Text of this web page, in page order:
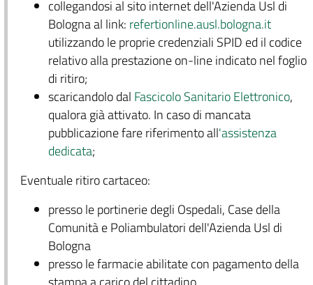
collegandosi al sito internet dell'Azienda Usl di
Bologna al link: refertionline.ausl.bologna.it
utilizzando le proprie credenziali SPID ed il codice
relativo alla prestazione on-line indicato nel foglio
di ritiro;
scaricandolo dal Fascicolo Sanitario Elettronico,
qualora già attivato. In caso di mancata
pubblicazione fare riferimento all'assistenza
dedicata;
Eventuale ritiro cartaceo:
presso le portinerie degli Ospedali, Case della
Comunità e Poliambulatori dell'Azienda Usl di
Bologna
presso le farmacie abilitate con pagamento della